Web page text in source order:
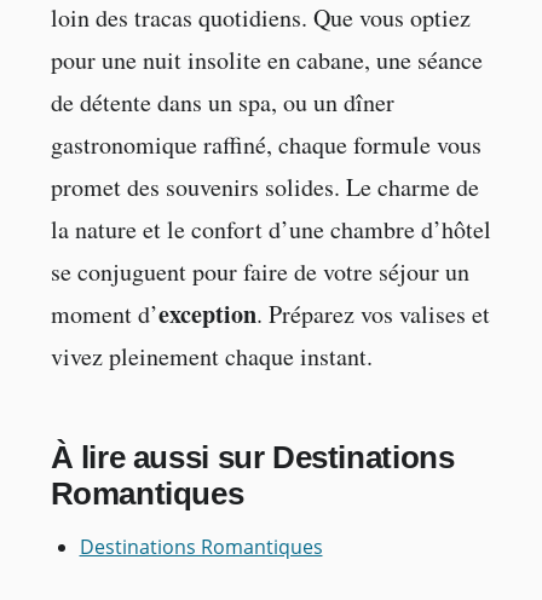
loin des tracas quotidiens. Que vous optiez
pour une nuit insolite en cabane, une séance
de détente dans un spa, ou un dîner
gastronomique raffiné, chaque formule vous
promet des souvenirs solides. Le charme de
la nature et le confort d’une chambre d’hôtel
se conjuguent pour faire de votre séjour un
moment d’exception. Préparez vos valises et
vivez pleinement chaque instant.
À lire aussi sur Destinations
Romantiques
Destinations Romantiques